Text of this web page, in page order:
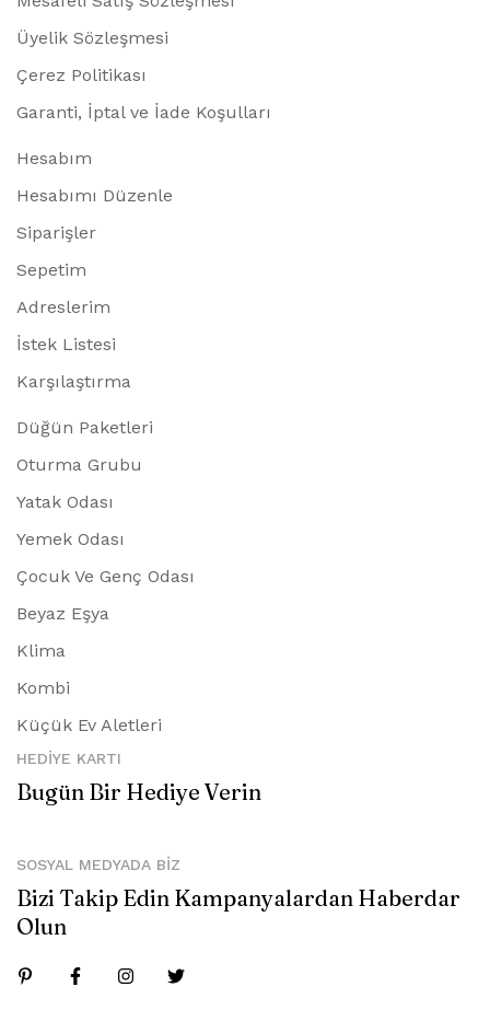
Üyelik Sözleşmesi
Çerez Politikası
Garanti, İptal ve İade Koşulları
Hesabım
Hesabımı Düzenle
Siparişler
Sepetim
Adreslerim
İstek Listesi
Karşılaştırma
Düğün Paketleri
Oturma Grubu
Yatak Odası
Yemek Odası
Çocuk Ve Genç Odası
Beyaz Eşya
Klima
Kombi
Küçük Ev Aletleri
HEDIYE KARTI
Bugün Bir Hediye Verin
SOSYAL MEDYADA BIZ
Bizi Takip Edin Kampanyalardan Haberdar
Olun